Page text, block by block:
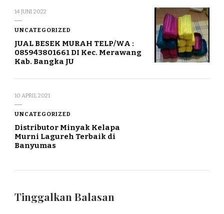
14 JUNI 2022
UNCATEGORIZED
JUAL BESEK MURAH TELP/WA :
085943801661 DI Kec. Merawang
Kab. Bangka JU
10 APRIL 2021
UNCATEGORIZED
Distributor Minyak Kelapa
Murni Lagureh Terbaik di
Banyumas
Tinggalkan Balasan